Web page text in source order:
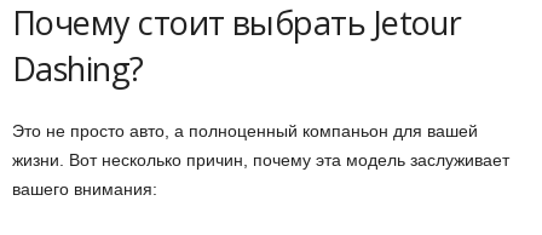
Почему стоит выбрать Jetour
Dashing?
Это не просто авто, а полноценный компаньон для вашей
жизни. Вот несколько причин, почему эта модель заслуживает
вашего внимания: